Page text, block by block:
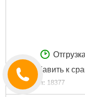
Добавить к
Артикул: 18377
Код товара: 25.60.54